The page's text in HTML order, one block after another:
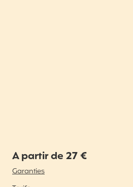
A partir de 27 €
Garanties